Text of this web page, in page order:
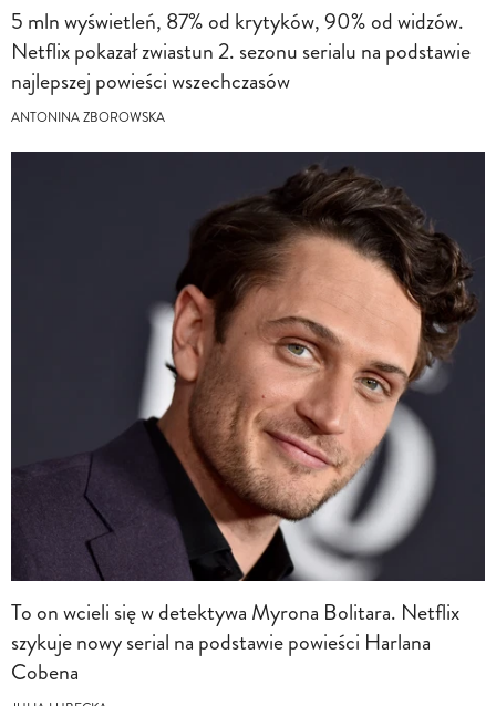
5 mln wyświetleń, 87% od krytyków, 90% od widzów.
Netflix pokazał zwiastun 2. sezonu serialu na podstawie
najlepszej powieści wszechczasów
ANTONINA ZBOROWSKA
To on wcieli się w detektywa Myrona Bolitara. Netflix
szykuje nowy serial na podstawie powieści Harlana
Cobena